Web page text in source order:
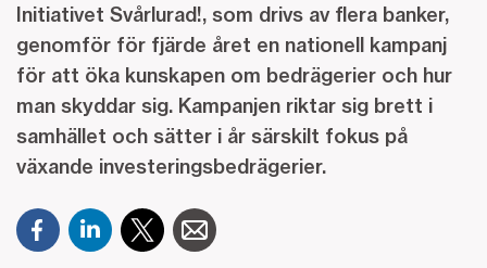
Initiativet Svårlurad!, som drivs av flera banker,
genomför för fjärde året en nationell kampanj
för att öka kunskapen om bedrägerier och hur
man skyddar sig. Kampanjen riktar sig brett i
samhället och sätter i år särskilt fokus på
växande investeringsbedrägerier.